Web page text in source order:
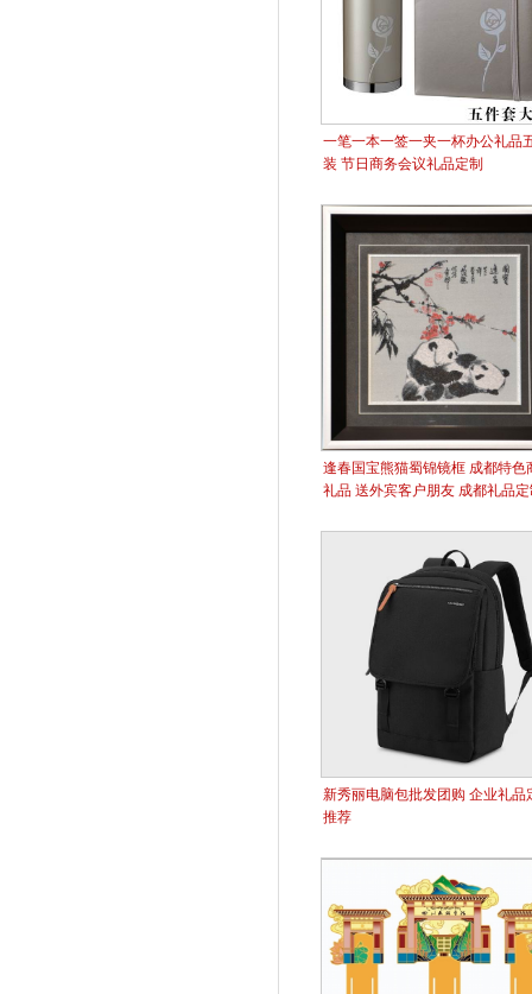
一笔一本一签一夹一杯办公礼品
装 节日商务会议礼品定制
逢春国宝熊猫蜀锦镜框 成都特色
礼品 送外宾客户朋友 成都礼品定
新秀丽电脑包批发团购 企业礼品
推荐